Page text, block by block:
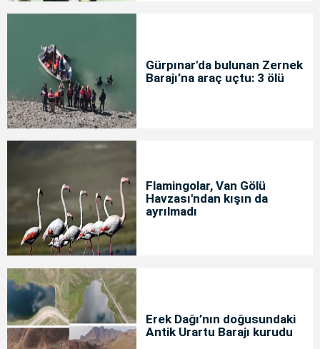
Gürpınar'da bulunan Zernek
Barajı’na araç uçtu: 3 ölü
Flamingolar, Van Gölü
Havzası'ndan kışın da
ayrılmadı
Erek Dağı’nın doğusundaki
Antik Urartu Barajı kurudu